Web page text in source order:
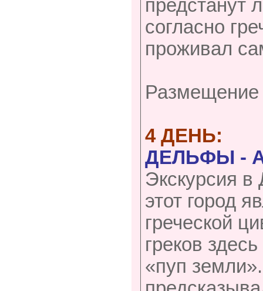
предстанут
согласно
проживал
Размещение
4 ДЕНЬ:
ДЕЛЬФЫ -
Экскурсия
этот город
греческой
греков
«пуп